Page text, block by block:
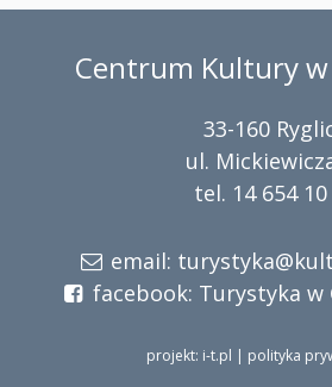
Centrum Kultury w
33-160
ul.
tel. 14 654 10
email:
facebook: Turystyka w
projekt: i-t.pl | polityka